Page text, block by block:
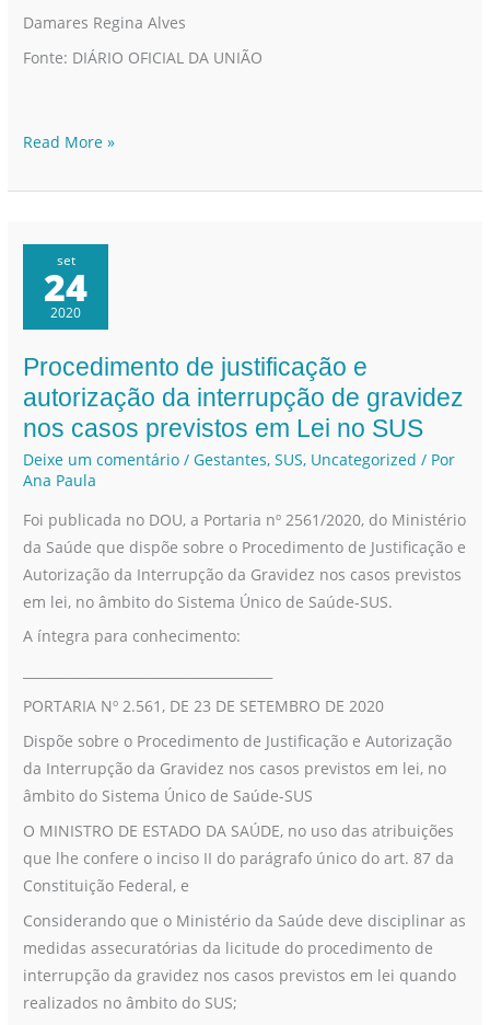
Damares Regina Alves
Fonte: DIÁRIO OFICIAL DA UNIÃO
Read More »
set
24
2020
Procedimento de justificação e
autorização da interrupção de gravidez
nos casos previstos em Lei no SUS
Deixe um comentário /Gestantes,SUS, Uncategorized / Por
Ana Paula
Foi publicada no DOU, a Portaria nº 2561/2020, do Ministério
da Saúde que dispõe sobre o Procedimento de Justificação e
Autorização da Interrupção da Gravidez nos casos previstos
em lei, no âmbito do Sistema Único de Saúde-SUS.
A íntegra para conhecimento:
PORTARIA Nº 2.561, DE 23 DE SETEMBRO DE 2020
Dispõe sobre o Procedimento de Justificação e Autorização
da Interrupção da Gravidez nos casos previstos em lei, no
âmbito do Sistema Único de Saúde-SUS
O MINISTRO DE ESTADO DA SAÚDE, no uso das atribuições
que lhe confere o inciso II do parágrafo único do art. 87 da
Constituição Federal, e
Considerando que o Ministério da Saúde deve disciplinar as
medidas assecuratórias da licitude do procedimento de
interrupção da gravidez nos casos previstos em lei quando
realizados no âmbito do SUS;
Procedimento
de
justificação
autorização
interrupção
de
gravidez
nos
casos
no
SUS